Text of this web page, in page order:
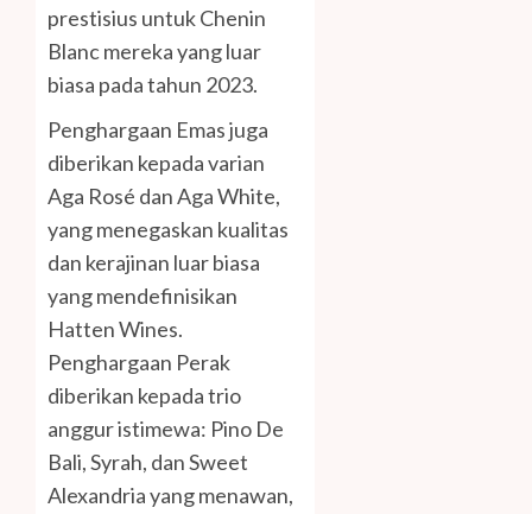
prestisius untuk Chenin
Blanc mereka yang luar
biasa pada tahun 2023.
Penghargaan Emas juga
diberikan kepada varian
Aga Rosé dan Aga White,
yang menegaskan kualitas
dan kerajinan luar biasa
yang mendefinisikan
Hatten Wines.
Penghargaan Perak
diberikan kepada trio
anggur istimewa: Pino De
Bali, Syrah, dan Sweet
Alexandria yang menawan,